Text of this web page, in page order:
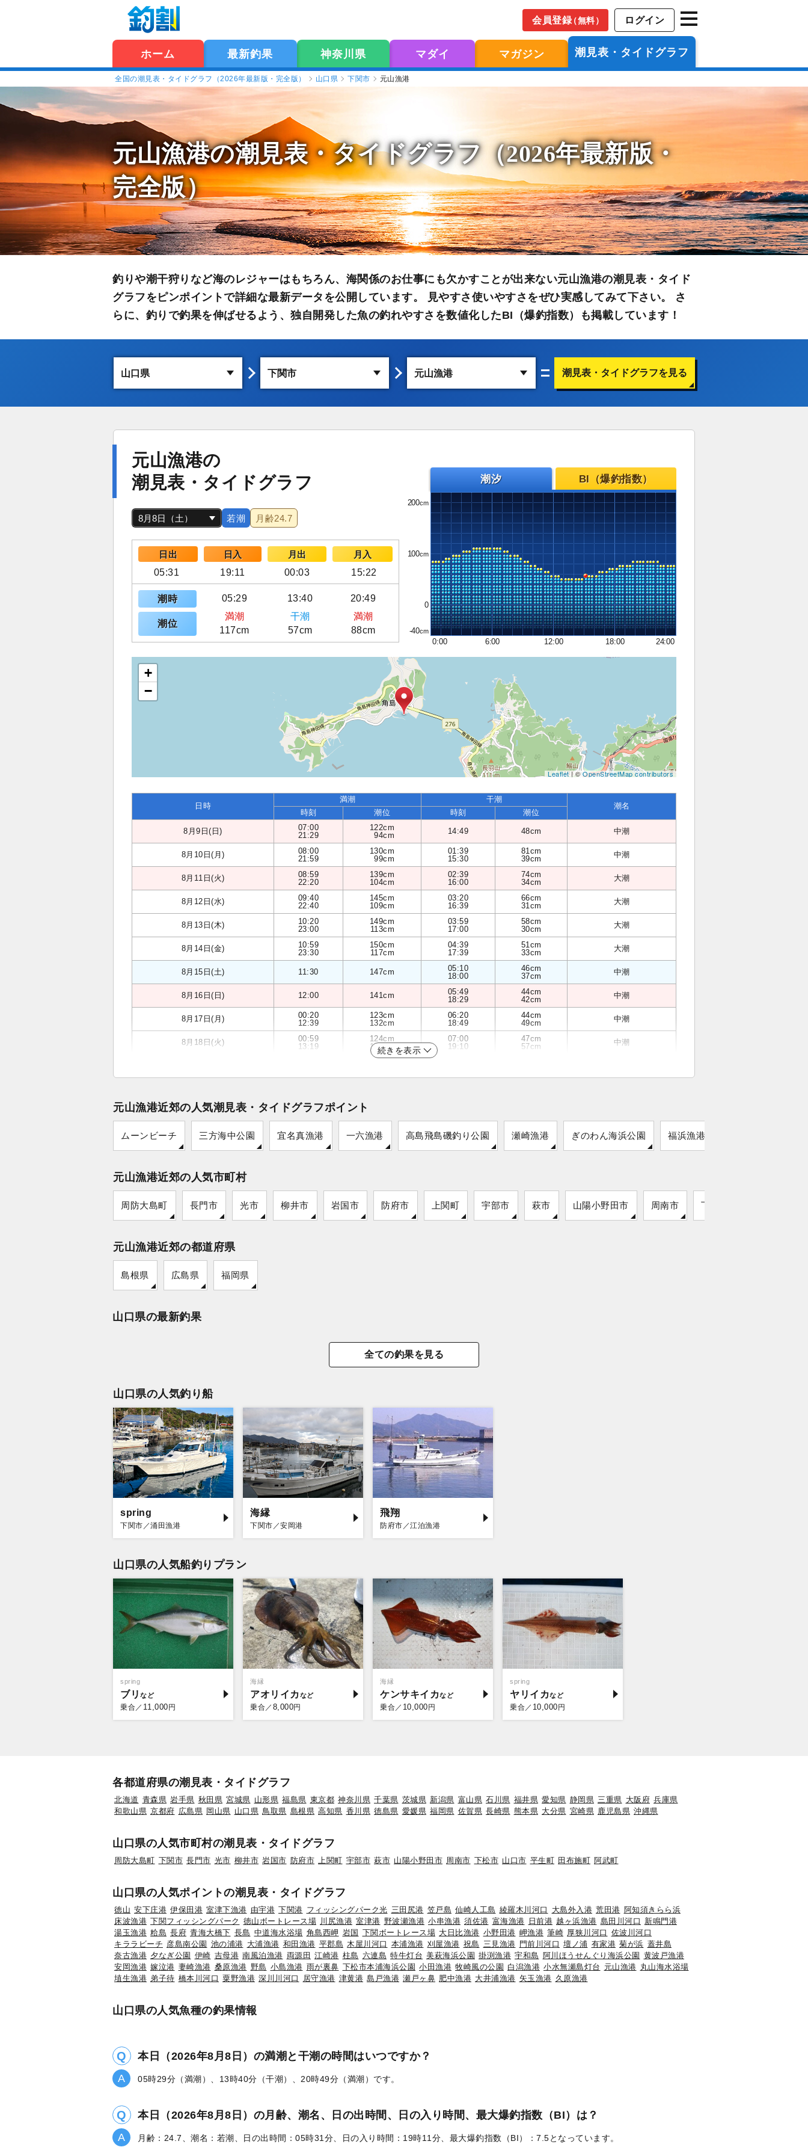
会員登録（無料） ログイン
ホーム 最新釣果 神奈川県 マダイ マガジン 潮見表・タイドグラフ
全国の潮見表・タイドグラフ（2026年最新版・完全版） 山口県 下関市 元山漁港
元山漁港の潮見表・タイドグラフ（2026年最新版・
完全版）
釣りや潮干狩りなど海のレジャーはもちろん、海関係のお仕事にも欠かすことが出来ない元山漁港の潮見表・タイド
グラフをピンポイントで詳細な最新データを公開しています。 見やすさ使いやすさをぜひ実感してみて下さい。 さ
らに、釣りで釣果を伸ばせるよう、独自開発した魚の釣れやすさを数値化したBI（爆釣指数）も掲載しています！
潮見表・タイドグラフを見る
元山漁港の
潮見表・タイドグラフ
若潮 月齢24.7
日出 日入 月出
月入
05:31
19:11 00:03 15:22
潮時 05:29 13:40 20:49
潮位
満潮 干潮
満潮
117cm
57cm 88cm
潮汐 BI（爆釣指数）
200
100
0
-40
0:00
6:00 12:00 18:00 24:00
+
−
Leaflet| ©OpenStreetMap contributors
日時
満潮 干潮
潮名
時刻 潮位 時刻 潮位
8月9日(日)
07:00
21:29
122cm
94cm
14:49 48cm 中潮
8月10日(月)
08:00
21:59
130cm
99cm
01:39
15:30
81cm
39cm
中潮
8月11日(火)
08:59
22:20
139cm
104cm
02:39
16:00
74cm
34cm
大潮
8月12日(水)
09:40
22:40
145cm
109cm
03:20
16:39
66cm
31cm
大潮
8月13日(木)
10:20
23:00
149cm
113cm
03:59
17:00
58cm
30cm
大潮
8月14日(金)
10:59
23:30
150cm
117cm
04:39
17:39
51cm
33cm
大潮
8月15日(土) 11:30 147cm
05:10
18:00
46cm
37cm
中潮
8月16日(日) 12:00 141cm
05:49
18:29
44cm
42cm
中潮
8月17日(月)
00:20
12:39
123cm
132cm
06:20
18:49
44cm
49cm
中潮
8月18日(火)
00:59
13:19
124cm
121cm
07:00
19:10
47cm
57cm
中潮
続きを表示
元山漁港近郊の人気潮見表・タイドグラフポイント
ムーンビーチ 三方海中公園 宜名真漁港 一六漁港 高島飛島磯釣り公園 瀬崎漁港 ぎのわん海浜公園 福浜漁港
元山漁港近郊の人気市町村
周防大島町 長門市 光市 柳井市 岩国市 防府市 上関町 宇部市 萩市 山陽小野田市 周南市 下松市
元山漁港近郊の都道府県
島根県 広島県 福岡県
山口県の最新釣果
全ての釣果を見る
山口県の人気釣り船
spring
下関市／涌田漁港
海縁
下関市／安岡港
飛翔
防府市／江泊漁港
山口県の人気船釣りプラン
spring
ブリ
乗合／ 11,000円
海縁
アオリイカ
乗合／ 8,000円
海縁
ケンサキイカ
乗合／ 10,000円
spring
ヤリイカ
乗合／ 10,000円
各都道府県の潮見表・タイドグラフ
北海道 青森県 岩手県 秋田県 宮城県 山形県 福島県 東京都 神奈川県 千葉県 茨城県 新潟県 富山県 石川県 福井県 愛知県 静岡県 三重県 大阪府 兵庫県
和歌山県 京都府 広島県 岡山県 山口県 鳥取県 島根県 高知県 香川県 徳島県 愛媛県 福岡県 佐賀県 長崎県 熊本県 大分県 宮崎県 鹿児島県 沖縄県
山口県の人気市町村の潮見表・タイドグラフ
周防大島町 下関市 長門市 光市 柳井市 岩国市 防府市 上関町 宇部市 萩市 山陽小野田市 周南市 下松市 山口市 平生町 田布施町 阿武町
山口県の人気ポイントの潮見表・タイドグラフ
徳山 安下庄港 伊保田港 室津下漁港 由宇港 下関港 フィッシングパーク光 三田尻港 笠戸島 仙崎人工島 綾羅木川河口 大島外入港 荒田港 阿知須きらら浜
床波漁港 下関フィッシングパーク 徳山ボートレース場 川尻漁港 室津港 野波瀬漁港 小串漁港 須佐港 富海漁港 日前港 越ヶ浜漁港 島田川河口 新鳴門港
湯玉漁港 粭島 長府 青海大橋下 長島 中道海水浴場 角島西岬 岩国 下関ボートレース場 大日比漁港 小野田港 岬漁港 筆崎 厚狭川河口 佐波川河口
キララビーチ 彦島南公園 池の浦港 大浦漁港 和田漁港 平郡島 木屋川河口 本浦漁港 刈屋漁港 祝島 三見漁港 門前川河口 壇ノ浦 有家港 菊が浜 蓋井島
奈古漁港 夕なぎ公園 伊崎 吉母港 南風泊漁港 両源田 江崎港 柱島 六連島 特牛灯台 美萩海浜公園 掛渕漁港 宇和島 阿川ほうせんぐり海浜公園 黄波戸漁港
安岡漁港 嫁泣港 妻崎漁港 桑原漁港 野島 小島漁港 雨が裏鼻 下松市本浦海浜公園 小田漁港 牧崎風の公園 白潟漁港 小水無瀬島灯台 元山漁港 丸山海水浴場
埴生漁港 弟子待 橋本川河口 粟野漁港 深川川河口 居守漁港 津黄港 島戸漁港 瀬戸ヶ鼻 肥中漁港 大井浦漁港 矢玉漁港 久原漁港
山口県の人気魚種の釣果情報
本日（2026年8月8日）の満潮と干潮の時間はいつですか？
05時29分（満潮）、13時40分（干潮）、20時49分（満潮）です。
本日（2026年8月8日）の月齢、潮名、日の出時間、日の入り時間、最大爆釣指数（BI）は？
月齢：24.7、潮名：若潮、日の出時間：05時31分、日の入り時間：19時11分、最大爆釣指数（BI）：7.5となっています。